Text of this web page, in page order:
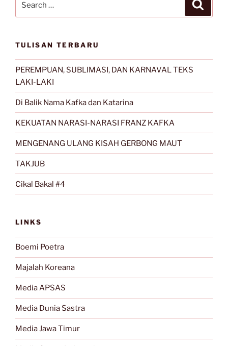
TULISAN TERBARU
PEREMPUAN, SUBLIMASI, DAN KARNAVAL TEKS
LAKI-LAKI
Di Balik Nama Kafka dan Katarina
KEKUATAN NARASI-NARASI FRANZ KAFKA
MENGENANG ULANG KISAH GERBONG MAUT
TAKJUB
Cikal Bakal #4
LINKS
Boemi Poetra
Majalah Koreana
Media APSAS
Media Dunia Sastra
Media Jawa Timur